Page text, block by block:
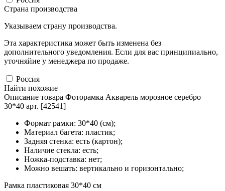
Страна производства
Указываем страну производства.
Эта характеристика может быть изменена без
дополнительного уведомления. Если для вас принципиально,
уточняйие у менеджера по продаже.
Россия
Найти похожие
Описание товара Фоторамка Акварель морозное серебро
30*40 арт. [42541]
Формат рамки: 30*40 (см);
Материал багета: пластик;
Задняя стенка: есть (картон);
Наличие стекла: есть;
Ножка-подставка: нет;
Можно вешать: вертикально и горизонтально;
Рамка пластиковая 30*40 см